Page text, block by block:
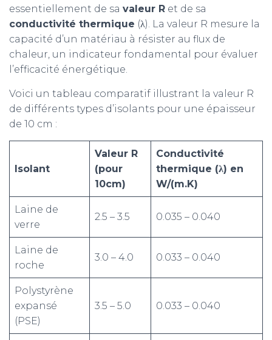
essentiellement de sa valeur R et de sa
conductivité thermique (λ). La valeur R mesure la
capacité d’un matériau à résister au flux de
chaleur, un indicateur fondamental pour évaluer
l’efficacité énergétique.
Voici un tableau comparatif illustrant la valeur R
de différents types d’isolants pour une épaisseur
de 10 cm :
Isolant
Valeur R
(pour
10cm)
Conductivité
thermique (λ) en
W/(m.K)
Laine de
verre
2.5 – 3.5 0.035 – 0.040
Laine de
roche
3.0 – 4.0 0.033 – 0.040
Polystyrène
expansé
(PSE)
3.5 – 5.0 0.033 – 0.040